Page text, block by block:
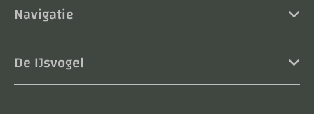
Navigatie
De IJsvogel